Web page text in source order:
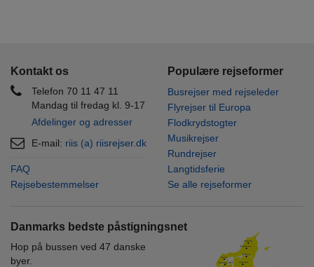
Kontakt os
Telefon 70 11 47 11
Mandag til fredag kl. 9-17
Afdelinger og adresser
E-mail: riis (a) riisrejser.dk
FAQ
Rejsebestemmelser
Populære rejseformer
Busrejser med rejseleder
Flyrejser til Europa
Flodkrydstogter
Musikrejser
Rundrejser
Langtidsferie
Se alle rejseformer
Danmarks bedste påstigningsnet
Hop på bussen ved 47 danske
byer.